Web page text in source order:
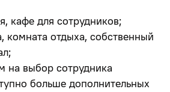
кафе для сотрудников;
комната отдыха, собственный
на выбор сотрудника
больше дополнительных